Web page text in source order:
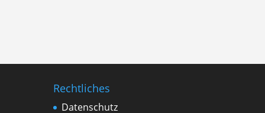
Rechtliches
Datenschutz